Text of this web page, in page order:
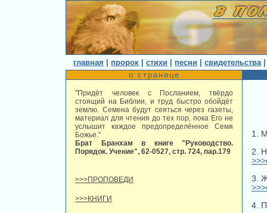
главная пророк |стихи песни |свидетельства
о странице
"Придёт человек с Посланием, твёрдо
стоящий на Библии, и труд быстро обойдёт
землю. Семена будут сеяться через газеты,
материал для чтения до тех пор, пока Его не
услышит каждое предопределённое Семя
Божье."
Брат Бранхам в книге "Руководство.
Порядок. Учение", 62-0527, стр. 724, пар.179
>>>ПРОПОВЕДИ
>>>КНИГИ
1.
2.
3.
4.